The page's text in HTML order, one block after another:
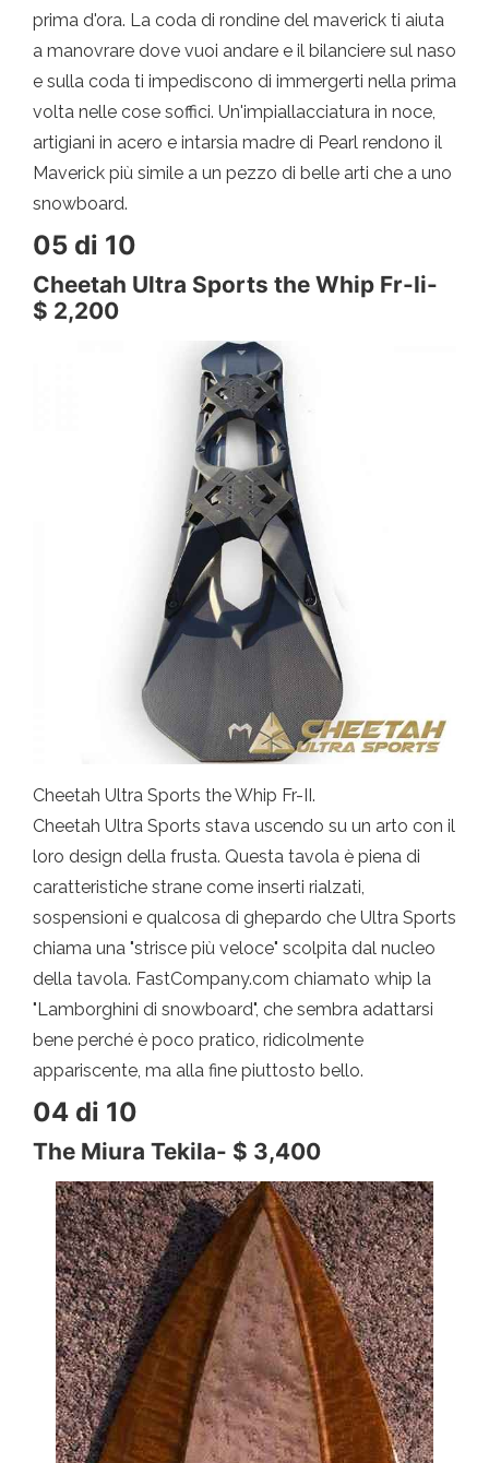
prima d'ora. La coda di rondine del maverick ti aiuta
a manovrare dove vuoi andare e il bilanciere sul naso
e sulla coda ti impediscono di immergerti nella prima
volta nelle cose soffici. Un'impiallacciatura in noce,
artigiani in acero e intarsia madre di Pearl rendono il
Maverick più simile a un pezzo di belle arti che a uno
snowboard.
05 di 10
Cheetah Ultra Sports the Whip Fr-Ii-
$ 2,200
Cheetah Ultra Sports the Whip Fr-II.
Cheetah Ultra Sports stava uscendo su un arto con il
loro design della frusta. Questa tavola è piena di
caratteristiche strane come inserti rialzati,
sospensioni e qualcosa di ghepardo che Ultra Sports
chiama una "strisce più veloce" scolpita dal nucleo
della tavola. FastCompany.com chiamato whip la
"Lamborghini di snowboard", che sembra adattarsi
bene perché è poco pratico, ridicolmente
appariscente, ma alla fine piuttosto bello.
04 di 10
The Miura Tekila- $ 3,400